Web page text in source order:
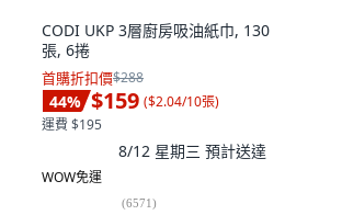
CODI UKP 3層廚房吸油紙巾, 130
張, 6捲
首購折扣價$288
44% $159 ($2.04/10張)
運費 $195
8/12 星期三 預計送達
WOW免運
(6571)